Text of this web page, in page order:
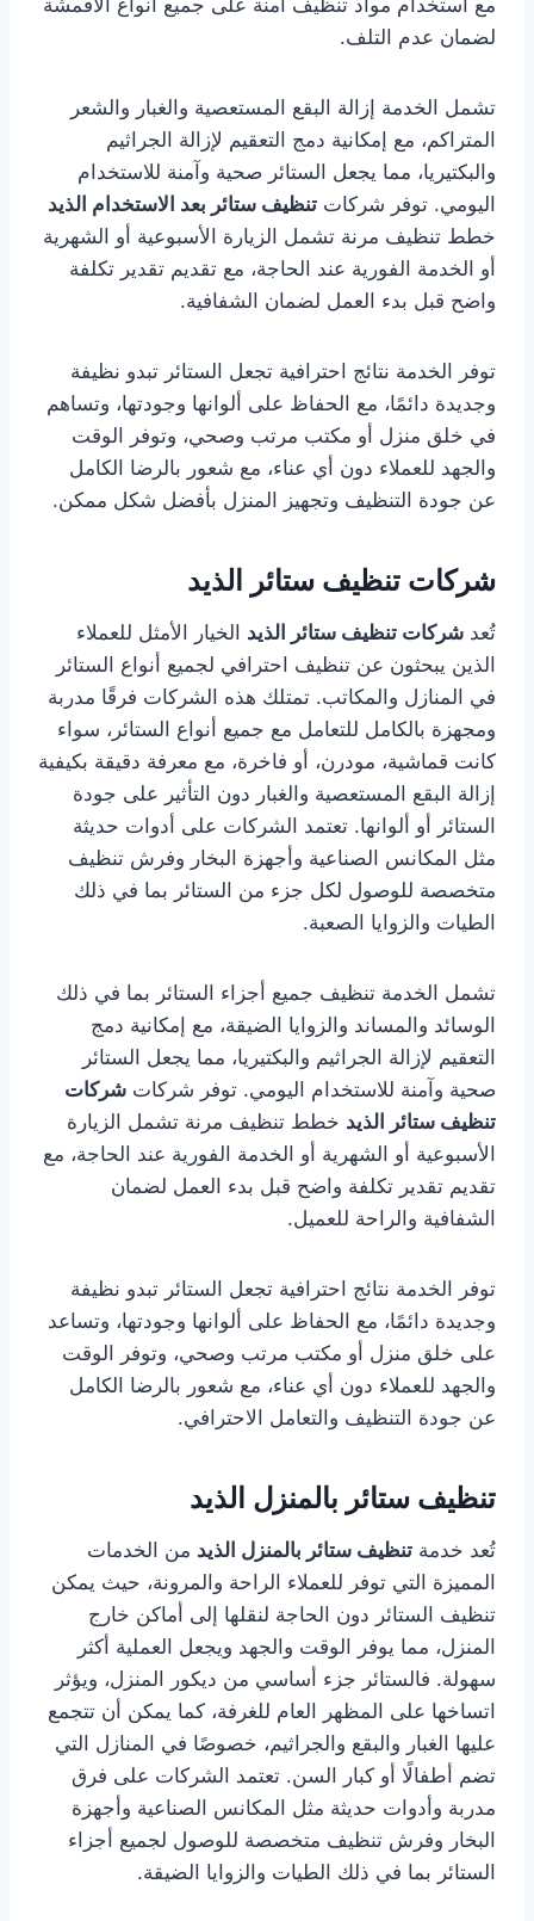
مع استخدام مواد تنظيف آمنة على جميع أنواع الأقمشة
لضمان عدم التلف.
تشمل الخدمة إزالة البقع المستعصية والغبار والشعر
المتراكم، مع إمكانية دمج التعقيم لإزالة الجراثيم
والبكتيريا، مما يجعل الستائر صحية وآمنة للاستخدام
اليومي. توفر شركات تنظيف ستائر بعد الاستخدام الذيد
خطط تنظيف مرنة تشمل الزيارة الأسبوعية أو الشهرية
أو الخدمة الفورية عند الحاجة، مع تقديم تقدير تكلفة
واضح قبل بدء العمل لضمان الشفافية.
توفر الخدمة نتائج احترافية تجعل الستائر تبدو نظيفة
وجديدة دائمًا، مع الحفاظ على ألوانها وجودتها، وتساهم
في خلق منزل أو مكتب مرتب وصحي، وتوفر الوقت
والجهد للعملاء دون أي عناء، مع شعور بالرضا الكامل
عن جودة التنظيف وتجهيز المنزل بأفضل شكل ممكن.
شركات تنظيف ستائر الذيد
تُعد شركات تنظيف ستائر الذيد الخيار الأمثل للعملاء
الذين يبحثون عن تنظيف احترافي لجميع أنواع الستائر
في المنازل والمكاتب. تمتلك هذه الشركات فرقًا مدربة
ومجهزة بالكامل للتعامل مع جميع أنواع الستائر، سواء
كانت قماشية، مودرن، أو فاخرة، مع معرفة دقيقة بكيفية
إزالة البقع المستعصية والغبار دون التأثير على جودة
الستائر أو ألوانها. تعتمد الشركات على أدوات حديثة
مثل المكانس الصناعية وأجهزة البخار وفرش تنظيف
متخصصة للوصول لكل جزء من الستائر بما في ذلك
الطيات والزوايا الصعبة.
تشمل الخدمة تنظيف جميع أجزاء الستائر بما في ذلك
الوسائد والمساند والزوايا الضيقة، مع إمكانية دمج
التعقيم لإزالة الجراثيم والبكتيريا، مما يجعل الستائر
صحية وآمنة للاستخدام اليومي. توفر شركات شركات
تنظيف ستائر الذيد خطط تنظيف مرنة تشمل الزيارة
الأسبوعية أو الشهرية أو الخدمة الفورية عند الحاجة، مع
تقديم تقدير تكلفة واضح قبل بدء العمل لضمان
الشفافية والراحة للعميل.
توفر الخدمة نتائج احترافية تجعل الستائر تبدو نظيفة
وجديدة دائمًا، مع الحفاظ على ألوانها وجودتها، وتساعد
على خلق منزل أو مكتب مرتب وصحي، وتوفر الوقت
والجهد للعملاء دون أي عناء، مع شعور بالرضا الكامل
عن جودة التنظيف والتعامل الاحترافي.
تنظيف ستائر بالمنزل الذيد
تُعد خدمة تنظيف ستائر بالمنزل الذيد من الخدمات
المميزة التي توفر للعملاء الراحة والمرونة، حيث يمكن
تنظيف الستائر دون الحاجة لنقلها إلى أماكن خارج
المنزل، مما يوفر الوقت والجهد ويجعل العملية أكثر
سهولة. فالستائر جزء أساسي من ديكور المنزل، ويؤثر
اتساخها على المظهر العام للغرفة، كما يمكن أن تتجمع
عليها الغبار والبقع والجراثيم، خصوصًا في المنازل التي
تضم أطفالًا أو كبار السن. تعتمد الشركات على فرق
مدربة وأدوات حديثة مثل المكانس الصناعية وأجهزة
البخار وفرش تنظيف متخصصة للوصول لجميع أجزاء
الستائر بما في ذلك الطيات والزوايا الضيقة.